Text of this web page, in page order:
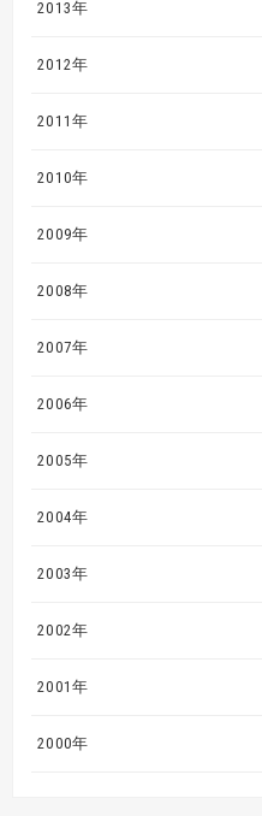
2013年
2012年
2011年
2010年
2009年
2008年
2007年
2006年
2005年
2004年
2003年
2002年
2001年
2000年